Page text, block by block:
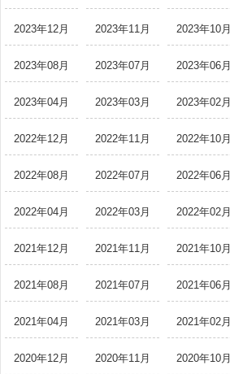
2023年12月 2023年11月 2023年10月
2023年08月 2023年07月 2023年06月
2023年04月 2023年03月 2023年02月
2022年12月 2022年11月 2022年10月
2022年08月 2022年07月 2022年06月
2022年04月 2022年03月 2022年02月
2021年12月 2021年11月 2021年10月
2021年08月 2021年07月 2021年06月
2021年04月 2021年03月 2021年02月
2020年12月 2020年11月 2020年10月